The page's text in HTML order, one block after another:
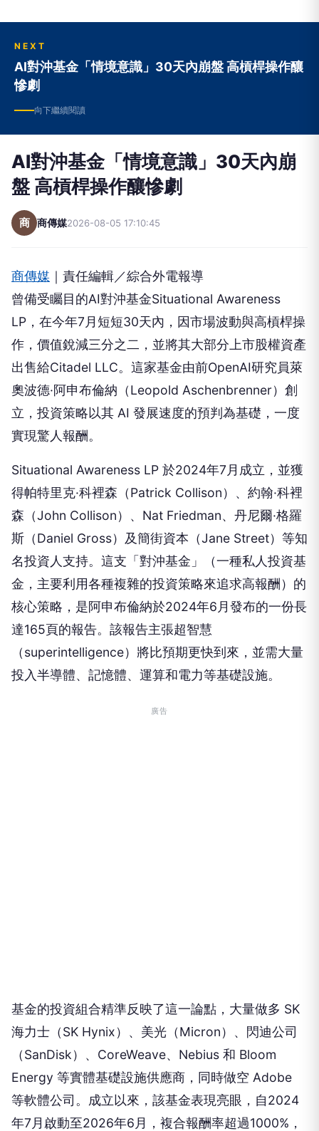
NEXT
AI對沖基金「情境意識」30天內崩盤 高槓桿操作釀
慘劇
向下繼續閱讀
AI對沖基金「情境意識」30天內崩
盤 高槓桿操作釀慘劇
商 商傳媒2026-08-05 17:10:45
商傳媒 ｜責任編輯／綜合外電報導
曾備受矚目的AI對沖基金Situational Awareness
LP，在今年7月短短30天內，因市場波動與高槓桿操
作，價值銳減三分之二，並將其大部分上市股權資產
出售給Citadel LLC。這家基金由前OpenAI研究員萊
奧波德·阿申布倫納（Leopold Aschenbrenner）創
立，投資策略以其 AI 發展速度的預判為基礎，一度
實現驚人報酬。
Situational Awareness LP 於2024年7月成立，並獲
得帕特里克·科裡森（Patrick Collison）、約翰·科裡
森（John Collison）、Nat Friedman、丹尼爾·格羅
斯（Daniel Gross）及簡街資本（Jane Street）等知
名投資人支持。這支「對沖基金」（一種私人投資基
金，主要利用各種複雜的投資策略來追求高報酬）的
核心策略，是阿申布倫納於2024年6月發布的一份長
達165頁的報告。該報告主張超智慧
（superintelligence）將比預期更快到來，並需大量
投入半導體、記憶體、運算和電力等基礎設施。
廣告
基金的投資組合精準反映了這一論點，大量做多 SK
海力士（SK Hynix）、美光（Micron）、閃迪公司
（SanDisk）、CoreWeave、Nebius 和 Bloom
Energy 等實體基礎設施供應商，同時做空 Adobe
等軟體公司。成立以來，該基金表現亮眼，自2024
年7月啟動至2026年6月，複合報酬率超過1000%，